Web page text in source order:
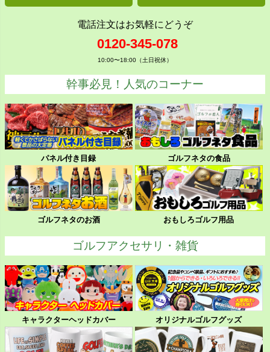
電話注文はお気軽にどうぞ
0120-345-078
10:00〜18:00（土日祝休）
幹事必見！人気のコーナー
パネル付き目録 ゴルフネタの食品
ゴルフネタのお酒 おもしろゴルフ用品
ゴルフアクセサリ・雑貨
キャラクターヘッドカバー オリジナルゴルフグッズ